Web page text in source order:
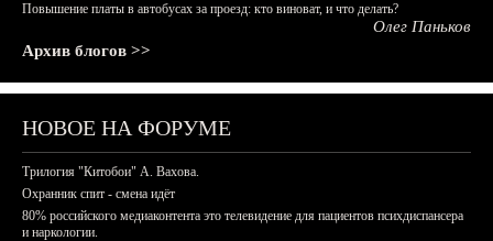
Повышение платы в автобусах за проезд: кто виноват, и что делать?
Олег Паньков
Архив блогов >>
НОВОЕ НА ФОРУМЕ
Трилогия "Китобои" А. Вахова.
Охранник спит - смена идёт
80% российского медиаконтента это телевидение для пациентов психдиспансера
и наркологии.